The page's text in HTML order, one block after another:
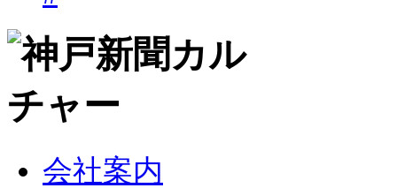
会社案内